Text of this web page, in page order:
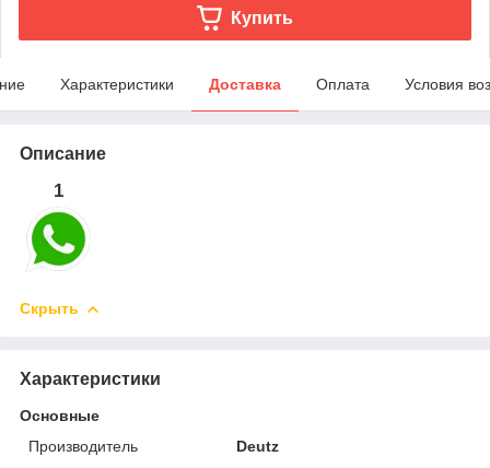
Купить
Характеристики Доставка Оплата Условия
Описание
1
Скрыть
Характеристики
Основные
Производитель
Deutz